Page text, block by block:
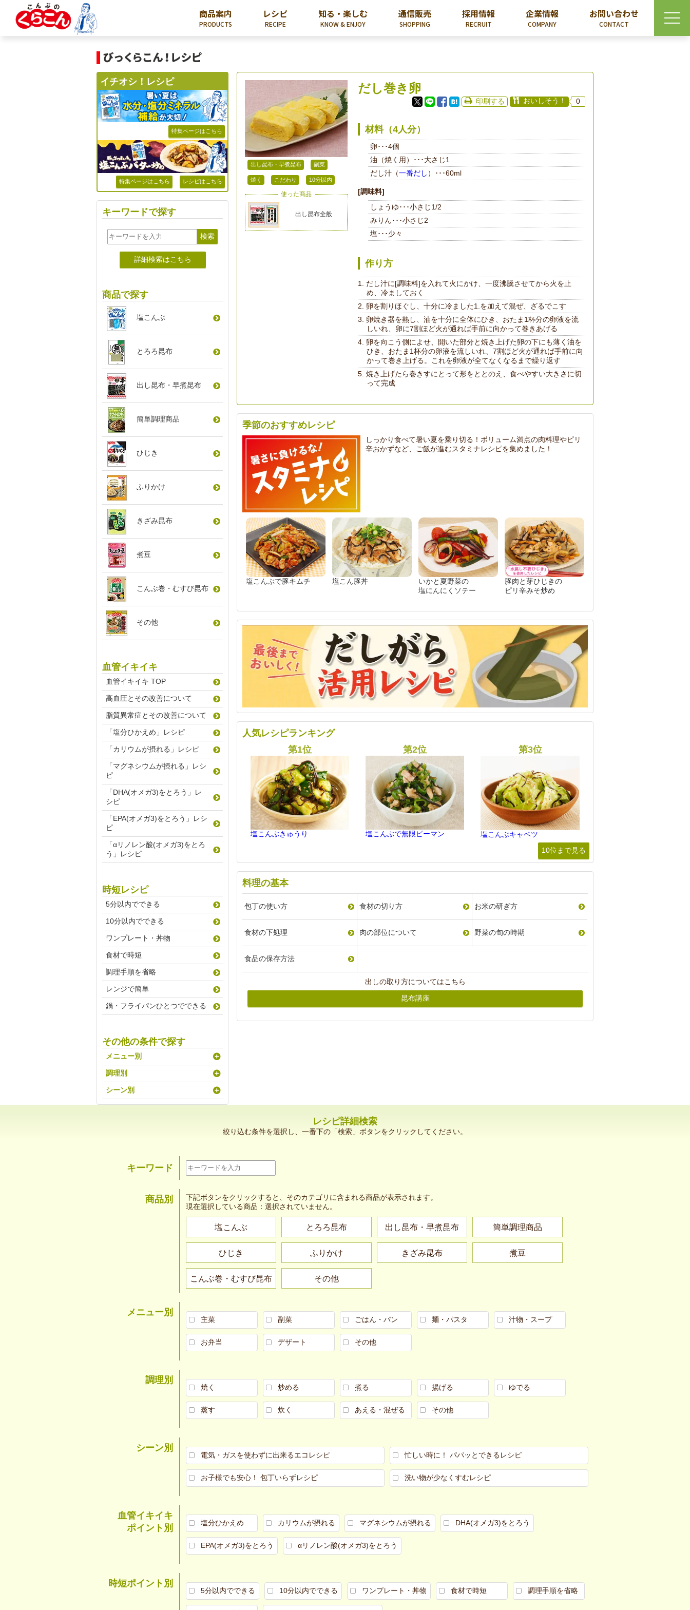
商品案内
PRODUCTS
レシピ
RECIPE
知る・楽しむ
KNOW & ENJOY
通信販売
SHOPPING
採用情報
RECRUIT
企業情報
COMPANY
お問い合わせ
CONTACT
出し昆布・早煮昆布 副菜
焼く こだわり 10分以内
使った商品
出し昆布全般
だし巻き卵
印刷する おいしそう！ 0
材料（4人分）
卵･･･4個
油（焼く用）･･･大さじ1
だし汁（一番だし ）･･･60ml
[調味料]
しょうゆ･･･小さじ1/2
みりん･･･小さじ2
塩･･･少々
作り方
だし汁に[調味料]を入れて火にかけ、一度沸騰させてから火を止
め、冷ましておく
卵を割りほぐし、十分に冷ました1.を加えて混ぜ、ざるでこす
卵焼き器を熱し、油を十分に全体にひき、おたま1杯分の卵液を流
しいれ、卵に7割ほど火が通れば手前に向かって巻きあげる
卵を向こう側によせ、開いた部分と焼き上げた卵の下にも薄く油を
ひき、おたま1杯分の卵液を流しいれ、7割ほど火が通れば手前に向
かって巻き上げる。これを卵液が全てなくなるまで繰り返す
焼き上げたら巻きすにとって形をととのえ、食べやすい大きさに切
って完成
季節のおすすめレシピ
しっかり食べて暑い夏を乗り切る！ボリューム満点の肉料理やピリ
辛おかずなど、ご飯が進むスタミナレシピを集めました！
塩こんぶで豚キムチ 塩こん豚丼
いかと夏野菜の
塩にんにくソテー
豚肉と芽ひじきの
ピリ辛みそ炒め
人気レシピランキング
塩こんぶきゅうり 塩こんぶで無限ピーマン
塩こんぶキャベツ
10位まで見る
料理の基本
包丁の使い方 食材の切り方 お米の研ぎ方
食材の下処理 肉の部位について 野菜の旬の時期
食品の保存方法
出しの取り方についてはこちら
昆布講座
イチオシ！レシピ
特集ページはこちら
特集ページはこちら レシピはこちら
キーワードで探す
詳細検索はこちら
商品で探す
塩こんぶ
とろろ昆布
出し昆布 ・ 早煮昆布
簡単調理商品
ひじき
ふりかけ
きざみ昆布
煮豆
こんぶ巻 ・ むすび昆布
その他
血管イキイキ
血管イキイキ TOP
高血圧とその改善について
脂質異常症とその改善について
「塩分ひかえめ」レシピ
「カリウムが摂れる」レシピ
「マグネシウムが摂れる」レシ
ピ
「DHA(オメガ3)をとろう」レ
シピ
「EPA(オメガ3)をとろう」レシ
ピ
「αリノレン酸(オメガ3)をとろ
う」レシピ
時短レシピ
5分以内でできる
10分以内でできる
ワンプレート・丼物
食材で時短
調理手順を省略
レンジで簡単
鍋・フライパンひとつでできる
その他の条件で探す
メニュー別
調理別
シーン別
レシピ詳細検索
絞り込む条件を選択し、一番下の「検索」ボタンをクリックしてください。
キーワード
商品別
下記ボタンをクリックすると、そのカテゴリに含まれる商品が表示されます。
現在選択している商品： 選択されていません。
塩こんぶ とろろ昆布 出し昆布・早煮昆布 簡単調理商品
ひじき ふりかけ きざみ昆布 煮豆
こんぶ巻・むすび昆布 その他
メニュー別
主菜 副菜 ごはん・パン 麺・パスタ 汁物・スープ
お弁当 デザート その他
調理別
焼く 炒める 煮る 揚げる ゆでる
蒸す 炊く あえる・混ぜる その他
シーン別
電気・ガスを使わずに出来るエコレシピ 忙しい時に！ パパッとできるレシピ
お子様でも安心！ 包丁いらずレシピ 洗い物が少なくすむレシピ
血管イキイキ
ポイント別
塩分ひかえめ カリウムが摂れる マグネシウムが摂れる DHA(オメガ3)をとろう
EPA(オメガ3)をとろう αリノレン酸(オメガ3)をとろう
時短ポイント別
5分以内でできる 10分以内でできる ワンプレート・丼物 食材で時短 調理手順を省略